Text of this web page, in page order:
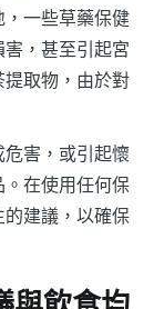
一些草藥保健
，甚至引起宮
取物，由於對
害，或引起懷
在使用任何保
建議，以確保